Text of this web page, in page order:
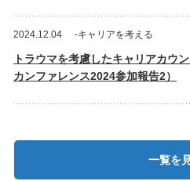
2024.12.04 -キャリアを考える
トラウマを考慮したキャリアカウ
カンファレンス2024参加報告2）
一覧を